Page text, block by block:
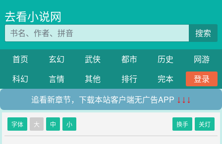
去看小说网
搜索
首页 玄幻 武侠 都市 历史
网游
科幻
言情 其他 排行 完本
登录
追看新章节，下载本站客户端无广告APP ↓↓↓
字体 大 中 小 换手 关灯